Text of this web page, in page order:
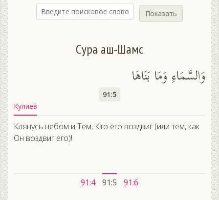
Показать
Сура аш-Шамс
وَالسَّمَاءِ وَمَا بَنَاهَا
91:5
Кулиев
Клянусь небом и Тем, Кто его воздвиг (или тем, как
Он воздвиг его)!
91:4 91:5 91:6